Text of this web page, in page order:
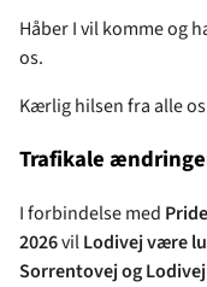
Håber I vil komme og
os.
Kærlig hilsen fra alle
Trafikale
I forbindelse med
2026vilLodivej være
Sorrentovej og